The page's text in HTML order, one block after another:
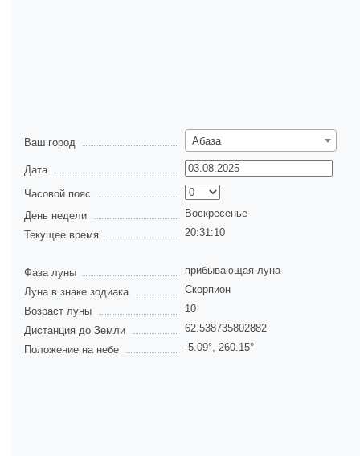
Ваш город Абаза
Дата
Часовой пояс
День недели
Воскресенье
Текущее время
20:31:11
Фаза луны
прибывающая луна
Луна в знаке зодиака
Скорпион
Возраст луны
10
Дистанция до Земли
62.538735802882
Положение на небе
-5.09°, 260.15°